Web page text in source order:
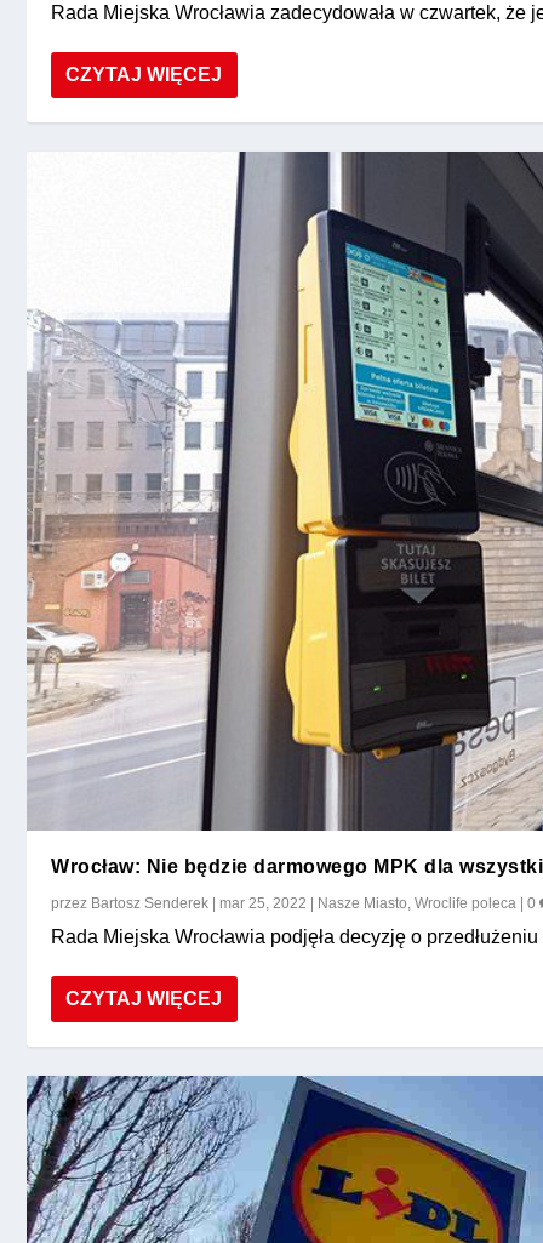
Rada Miejska Wrocławia zadecydowała w czwartek,
CZYTAJ WIĘCEJ
Wrocław: Nie będzie darmowego MPK dla
przez Bartosz Senderek |mar 25, 2022 Nasze Miasto,Wroclife poleca |0
Rada Miejska Wrocławia podjęła decyzję o
CZYTAJ WIĘCEJ